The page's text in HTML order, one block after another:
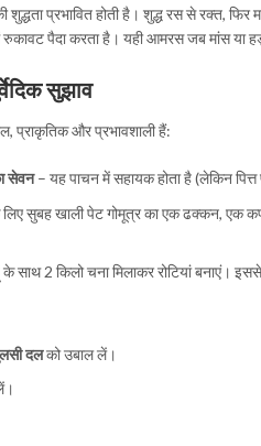
शुद्धता प्रभावित होती है। शुद्ध रस से रक्त,
रुकावट पैदा करता है। यही आमरस जब मांस
सुझाव
प्राकृतिक और प्रभावशाली हैं:
सेवन– यह पाचन में सहायक होता है (लेकिन पित्त
सुबह खाली पेट गोमूत्र का एक ढक्कन, एक
2 किलो चना मिलाकर रोटियां बनाएं।
दलको उबाल लें।